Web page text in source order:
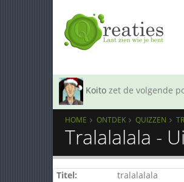
Koito zet de volgende
HOME ONTDEK QUIZZEN
Tralalalala -
Titel:
tralalalala